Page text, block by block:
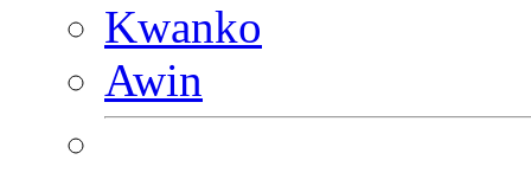
Kwanko
Awin